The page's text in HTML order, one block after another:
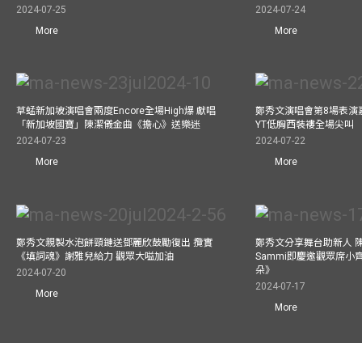
2024-07-25
More
2024-07-24
More
草蜢新加坡演唱會兩度Encore全場High爆 獻唱
「新加坡國寶」陳潔儀金曲《擔心》送樂迷
2024-07-23
More
鄭秀文演唱會第8場表
YT低胸西裝褸全場尖叫
2024-07-22
More
鄭秀文親製水泡餅頸鏈送鄧麗欣鼓勵復出 攬實
《填詞魂》謝雅兒給力 觀眾大嗌加油
2024-07-20
More
鄭秀文分享舞台助新人
Sammi即慶邀觀眾席小
朵》
2024-07-17
More